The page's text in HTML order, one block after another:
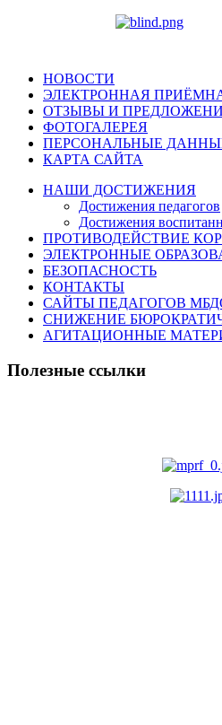
НОВОСТИ
ЭЛЕКТРОННАЯ
ОТЗЫВЫ И
ФОТОГАЛЕРЕЯ
ПЕРСОНАЛЬНЫЕ
КАРТА САЙТА
НАШИ ДОСТИЖЕНИЯ
Достижения педагогов
Достижения
ПРОТИВОДЕЙСТВИЕ
ЭЛЕКТРОННЫЕ
БЕЗОПАСНОСТЬ
КОНТАКТЫ
САЙТЫ ПЕДАГОГОВ
СНИЖЕНИЕ
АГИТАЦИОННЫЕ
Полезные ссылки